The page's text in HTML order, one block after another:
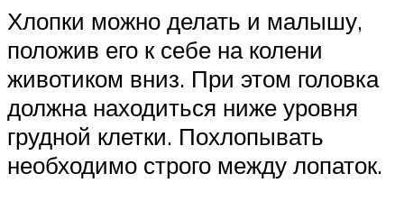
Хлопки можно делать и малышу,
положив его к себе на колени
животиком вниз. При этом головка
должна находиться ниже уровня
грудной клетки. Похлопывать
необходимо строго между лопаток.